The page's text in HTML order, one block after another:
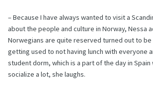
– Because I have always wanted to visit a
about the people and culture in Norway, Nessa
Norwegians are quite reserved turned out to be
getting used to not having lunch with everyone
student dorm, which is a part of the day in Spain
socialize a lot, she laughs.